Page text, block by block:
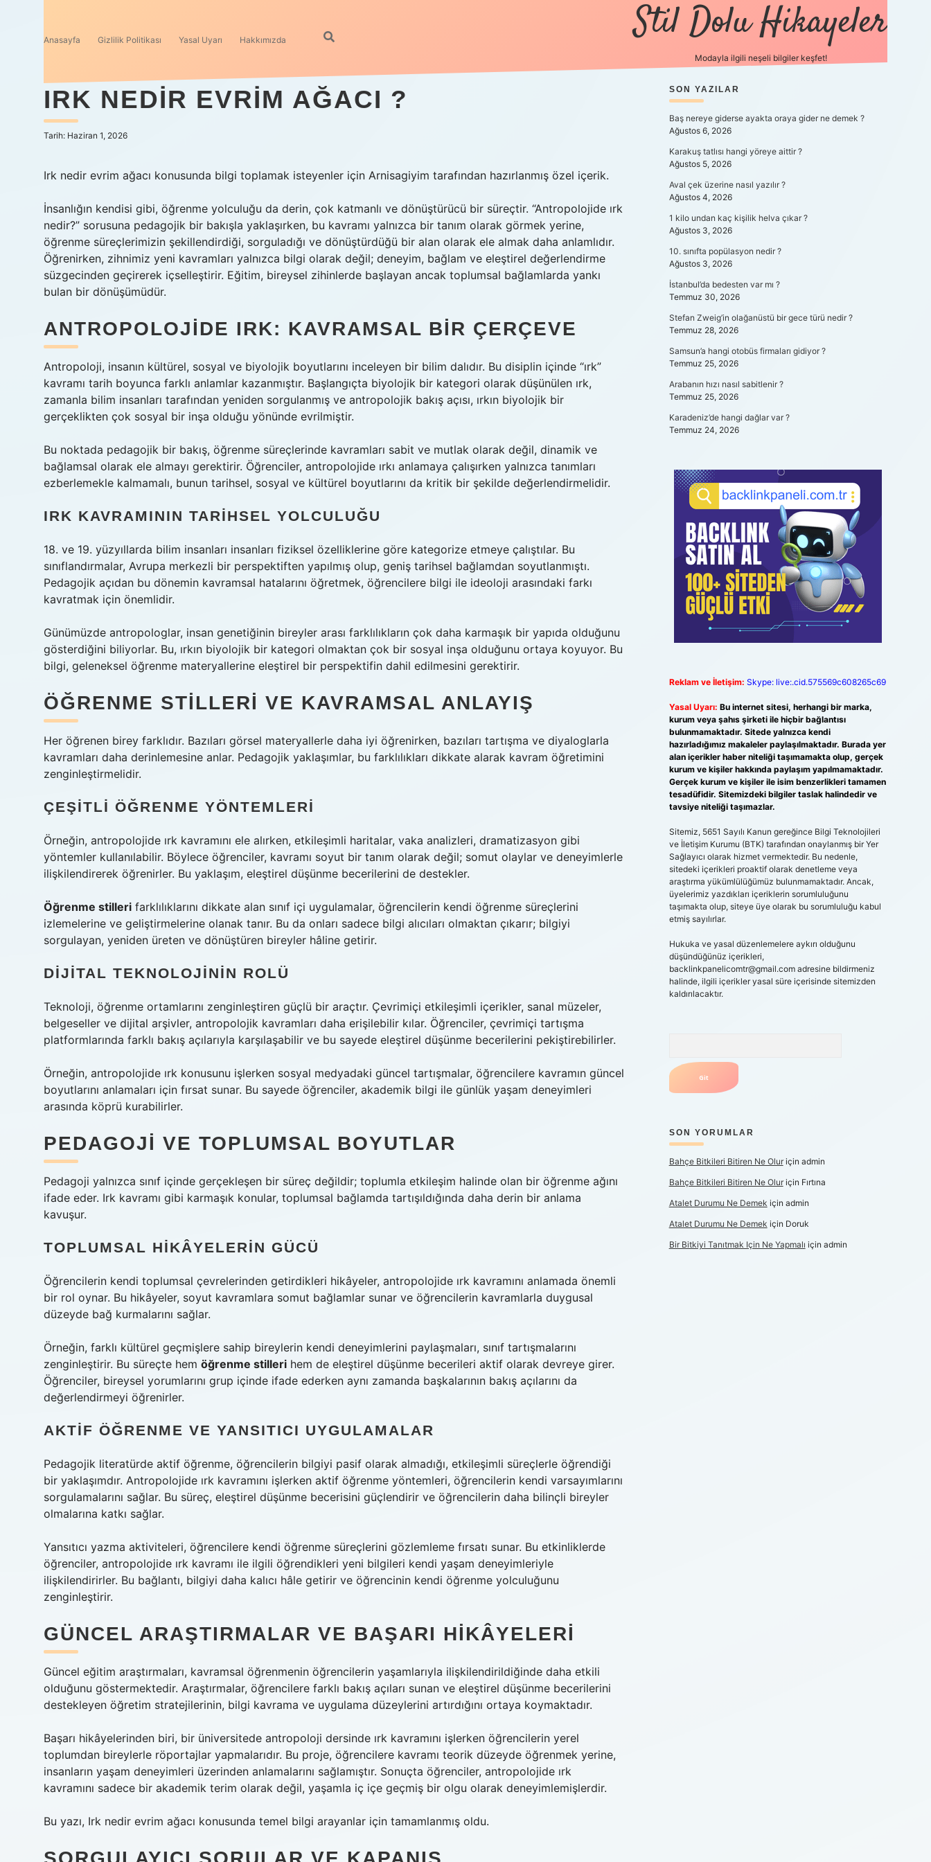
Anasayfa Gizlilik Politikası Yasal Uyarı Hakkımızda Stil Dolu Hikayeler
Modayla ilgili neşeli bilgiler keşfet!
IRK NEDIR EVRIM AĞACI ?
Tarih: Haziran 1, 2026
Irk nedir evrim ağacı konusunda bilgi toplamak isteyenler için Arnisagiyim tarafından hazırlanmış özel içerik.
İnsanlığın kendisi gibi, öğrenme yolculuğu da derin, çok katmanlı ve dönüştürücü bir süreçtir. “Antropolojide ırk
nedir?” sorusuna pedagojik bir bakışla yaklaşırken, bu kavramı yalnızca bir tanım olarak görmek yerine,
öğrenme süreçlerimizin şekillendirdiği, sorguladığı ve dönüştürdüğü bir alan olarak ele almak daha anlamlıdır.
Öğrenirken, zihnimiz yeni kavramları yalnızca bilgi olarak değil; deneyim, bağlam ve eleştirel değerlendirme
süzgecinden geçirerek içselleştirir. Eğitim, bireysel zihinlerde başlayan ancak toplumsal bağlamlarda yankı
bulan bir dönüşümüdür.
ANTROPOLOJIDE IRK: KAVRAMSAL BIR ÇERÇEVE
Antropoloji, insanın kültürel, sosyal ve biyolojik boyutlarını inceleyen bir bilim dalıdır. Bu disiplin içinde “ırk”
kavramı tarih boyunca farklı anlamlar kazanmıştır. Başlangıçta biyolojik bir kategori olarak düşünülen ırk,
zamanla bilim insanları tarafından yeniden sorgulanmış ve antropolojik bakış açısı, ırkın biyolojik bir
gerçeklikten çok sosyal bir inşa olduğu yönünde evrilmiştir.
Bu noktada pedagojik bir bakış, öğrenme süreçlerinde kavramları sabit ve mutlak olarak değil, dinamik ve
bağlamsal olarak ele almayı gerektirir. Öğrenciler, antropolojide ırkı anlamaya çalışırken yalnızca tanımları
ezberlemekle kalmamalı, bunun tarihsel, sosyal ve kültürel boyutlarını da kritik bir şekilde değerlendirmelidir.
IRK KAVRAMININ TARIHSEL YOLCULUĞU
18. ve 19. yüzyıllarda bilim insanları insanları fiziksel özelliklerine göre kategorize etmeye çalıştılar. Bu
sınıflandırmalar, Avrupa merkezli bir perspektiften yapılmış olup, geniş tarihsel bağlamdan soyutlanmıştı.
Pedagojik açıdan bu dönemin kavramsal hatalarını öğretmek, öğrencilere bilgi ile ideoloji arasındaki farkı
kavratmak için önemlidir.
Günümüzde antropologlar, insan genetiğinin bireyler arası farklılıkların çok daha karmaşık bir yapıda olduğunu
gösterdiğini biliyorlar. Bu, ırkın biyolojik bir kategori olmaktan çok bir sosyal inşa olduğunu ortaya koyuyor. Bu
bilgi, geleneksel öğrenme materyallerine eleştirel bir perspektifin dahil edilmesini gerektirir.
ÖĞRENME STILLERI VE KAVRAMSAL ANLAYIŞ
Her öğrenen birey farklıdır. Bazıları görsel materyallerle daha iyi öğrenirken, bazıları tartışma ve diyaloglarla
kavramları daha derinlemesine anlar. Pedagojik yaklaşımlar, bu farklılıkları dikkate alarak kavram öğretimini
zenginleştirmelidir.
ÇEŞITLI ÖĞRENME YÖNTEMLERI
Örneğin, antropolojide ırk kavramını ele alırken, etkileşimli haritalar, vaka analizleri, dramatizasyon gibi
yöntemler kullanılabilir. Böylece öğrenciler, kavramı soyut bir tanım olarak değil; somut olaylar ve deneyimlerle
ilişkilendirerek öğrenirler. Bu yaklaşım, eleştirel düşünme becerilerini de destekler.
Öğrenme stilleri farklılıklarını dikkate alan sınıf içi uygulamalar, öğrencilerin kendi öğrenme süreçlerini
izlemelerine ve geliştirmelerine olanak tanır. Bu da onları sadece bilgi alıcıları olmaktan çıkarır; bilgiyi
sorgulayan, yeniden üreten ve dönüştüren bireyler hâline getirir.
DIJITAL TEKNOLOJININ ROLÜ
Teknoloji, öğrenme ortamlarını zenginleştiren güçlü bir araçtır. Çevrimiçi etkileşimli içerikler, sanal müzeler,
belgeseller ve dijital arşivler, antropolojik kavramları daha erişilebilir kılar. Öğrenciler, çevrimiçi tartışma
platformlarında farklı bakış açılarıyla karşılaşabilir ve bu sayede eleştirel düşünme becerilerini pekiştirebilirler.
Örneğin, antropolojide ırk konusunu işlerken sosyal medyadaki güncel tartışmalar, öğrencilere kavramın güncel
boyutlarını anlamaları için fırsat sunar. Bu sayede öğrenciler, akademik bilgi ile günlük yaşam deneyimleri
arasında köprü kurabilirler.
PEDAGOJI VE TOPLUMSAL BOYUTLAR
Pedagoji yalnızca sınıf içinde gerçekleşen bir süreç değildir; toplumla etkileşim halinde olan bir öğrenme ağını
ifade eder. Irk kavramı gibi karmaşık konular, toplumsal bağlamda tartışıldığında daha derin bir anlama
kavuşur.
TOPLUMSAL HIKÂYELERIN GÜCÜ
Öğrencilerin kendi toplumsal çevrelerinden getirdikleri hikâyeler, antropolojide ırk kavramını anlamada önemli
bir rol oynar. Bu hikâyeler, soyut kavramlara somut bağlamlar sunar ve öğrencilerin kavramlarla duygusal
düzeyde bağ kurmalarını sağlar.
Örneğin, farklı kültürel geçmişlere sahip bireylerin kendi deneyimlerini paylaşmaları, sınıf tartışmalarını
zenginleştirir. Bu süreçte hem öğrenme stilleri hem de eleştirel düşünme becerileri aktif olarak devreye girer.
Öğrenciler, bireysel yorumlarını grup içinde ifade ederken aynı zamanda başkalarının bakış açılarını da
değerlendirmeyi öğrenirler.
AKTIF ÖĞRENME VE YANSITICI UYGULAMALAR
Pedagojik literatürde aktif öğrenme, öğrencilerin bilgiyi pasif olarak almadığı, etkileşimli süreçlerle öğrendiği
bir yaklaşımdır. Antropolojide ırk kavramını işlerken aktif öğrenme yöntemleri, öğrencilerin kendi varsayımlarını
sorgulamalarını sağlar. Bu süreç, eleştirel düşünme becerisini güçlendirir ve öğrencilerin daha bilinçli bireyler
olmalarına katkı sağlar.
Yansıtıcı yazma aktiviteleri, öğrencilere kendi öğrenme süreçlerini gözlemleme fırsatı sunar. Bu etkinliklerde
öğrenciler, antropolojide ırk kavramı ile ilgili öğrendikleri yeni bilgileri kendi yaşam deneyimleriyle
ilişkilendirirler. Bu bağlantı, bilgiyi daha kalıcı hâle getirir ve öğrencinin kendi öğrenme yolculuğunu
zenginleştirir.
GÜNCEL ARAŞTIRMALAR VE BAŞARI HIKÂYELERI
Güncel eğitim araştırmaları, kavramsal öğrenmenin öğrencilerin yaşamlarıyla ilişkilendirildiğinde daha etkili
olduğunu göstermektedir. Araştırmalar, öğrencilere farklı bakış açıları sunan ve eleştirel düşünme becerilerini
destekleyen öğretim stratejilerinin, bilgi kavrama ve uygulama düzeylerini artırdığını ortaya koymaktadır.
Başarı hikâyelerinden biri, bir üniversitede antropoloji dersinde ırk kavramını işlerken öğrencilerin yerel
toplumdan bireylerle röportajlar yapmalarıdır. Bu proje, öğrencilere kavramı teorik düzeyde öğrenmek yerine,
insanların yaşam deneyimleri üzerinden anlamalarını sağlamıştır. Sonuçta öğrenciler, antropolojide ırk
kavramını sadece bir akademik terim olarak değil, yaşamla iç içe geçmiş bir olgu olarak deneyimlemişlerdir.
Bu yazı, Irk nedir evrim ağacı konusunda temel bilgi arayanlar için tamamlanmış oldu.
SIDEBAR
SON YAZILAR
Baş nereye giderse ayakta oraya gider ne demek ?
Ağustos 6, 2026
Karakuş tatlısı hangi yöreye aittir ?
Ağustos 5, 2026
Aval çek üzerine nasıl yazılır ?
Ağustos 4, 2026
1 kilo undan kaç kişilik helva çıkar ?
Ağustos 3, 2026
10. sınıfta popülasyon nedir ?
Ağustos 3, 2026
İstanbul’da bedesten var mı ?
Temmuz 30, 2026
Stefan Zweig’in olağanüstü bir gece türü nedir ?
Temmuz 28, 2026
Samsun’a hangi otobüs firmaları gidiyor ?
Temmuz 25, 2026
Arabanın hızı nasıl sabitlenir ?
Temmuz 25, 2026
Karadeniz’de hangi dağlar var ?
Temmuz 24, 2026
Reklam ve İletişim: Skype: live:.cid.575569c608265c69
Yasal Uyarı: Bu internet sitesi, herhangi bir marka,
kurum veya şahıs şirketi ile hiçbir bağlantısı
bulunmamaktadır. Sitede yalnızca kendi
hazırladığımız makaleler paylaşılmaktadır. Burada yer
alan içerikler haber niteliği taşımamakta olup, gerçek
kurum ve kişiler hakkında paylaşım yapılmamaktadır.
Gerçek kurum ve kişiler ile isim benzerlikleri tamamen
tesadüfidir. Sitemizdeki bilgiler taslak halindedir ve
tavsiye niteliği taşımazlar.
Sitemiz, 5651 Sayılı Kanun gereğince Bilgi Teknolojileri
ve İletişim Kurumu (BTK) tarafından onaylanmış bir Yer
Sağlayıcı olarak hizmet vermektedir. Bu nedenle,
sitedeki içerikleri proaktif olarak denetleme veya
araştırma yükümlülüğümüz bulunmamaktadır. Ancak,
üyelerimiz yazdıkları içeriklerin sorumluluğunu
taşımakta olup, siteye üye olarak bu sorumluluğu kabul
etmiş sayılırlar.
Hukuka ve yasal düzenlemelere aykırı olduğunu
düşündüğünüz içerikleri,
backlinkpanelicomtr@gmail.comadresine bildirmeniz
halinde, ilgili içerikler yasal süre içerisinde sitemizden
kaldırılacaktır.
SON YORUMLAR
Bahçe Bitkileri Bitiren Ne Oluriçin admin
Bahçe Bitkileri Bitiren Ne Oluriçin Fırtına
Atalet Durumu Ne Demek için admin
Atalet Durumu Ne Demek için Doruk
Bir Bitkiyi Tanıtmak Için Ne Yapmalı için admin